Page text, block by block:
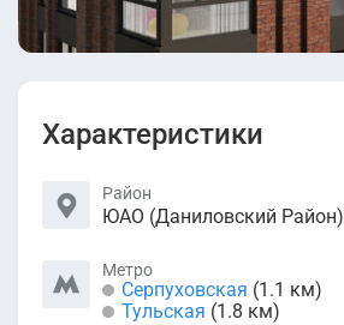
Характеристики
Район
ЮАО (Даниловский Район)
Метро
Серпуховская (1.1 км)
Тульская (1.8 км)